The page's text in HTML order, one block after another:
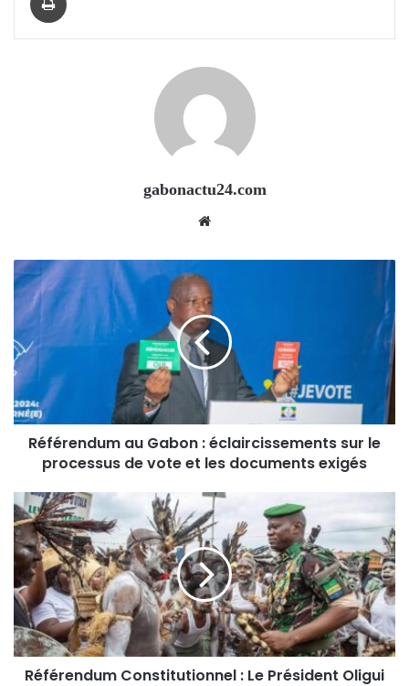
gabonactu24.com
Référendum au Gabon : éclaircissements sur le
processus de vote et les documents exigés
Référendum Constitutionnel : Le Président Oligui